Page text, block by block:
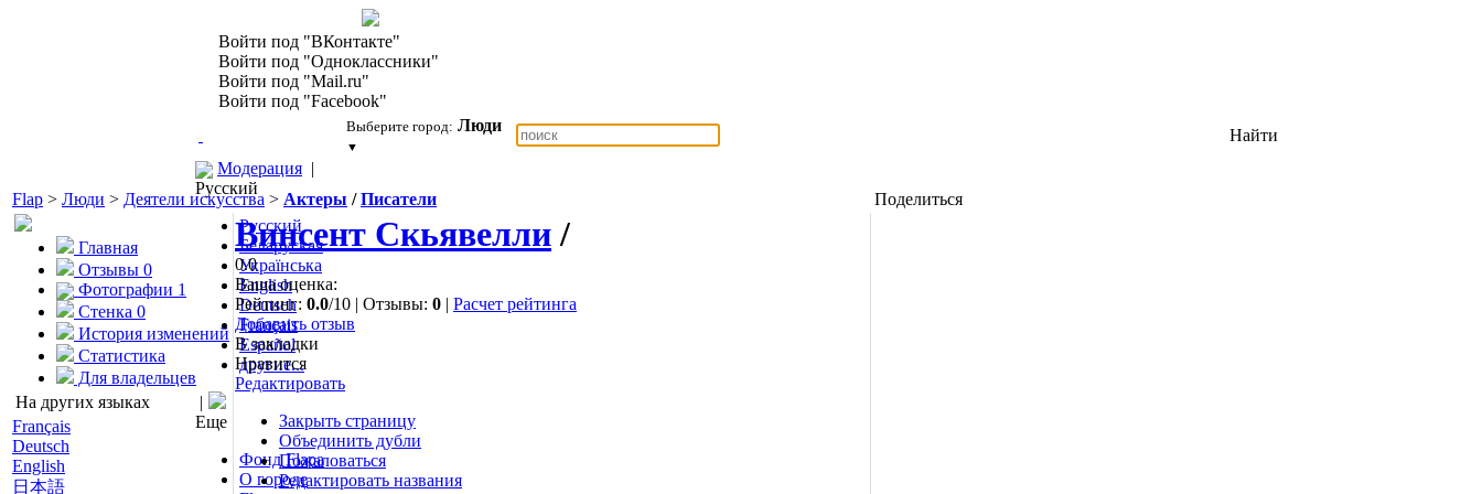
Войти под "ВКонтакте"
Войти под "Одноклассники"
Войти под "Mail.ru"
Войти под "Facebook"
Выберите город: Люди
▼
Найти
Модерация |
Русский
Русский
Беларуская
Українська
English
Deutsch
Français
Español
другие...
|
Еще
Фонд Flapа
О городе
Flap > Люди > Деятели искусства > Актеры /Писатели Поделиться
Главная
Отзывы 0
Фотографии 1
Стенка 0
История изменений
Статистика
Для владельцев
На других языках
Français
Deutsch
English
日本語
Винсент Скьявелли /
0.0
Ваша оценка:
Рейтинг: 0.0/10 | Отзывы: 0 | Расчет рейтинга
Добавить отзыв
В закладки
Нравится
Редактировать
Закрыть страницу
Объединить дубли
Пожаловаться
Редактировать названия